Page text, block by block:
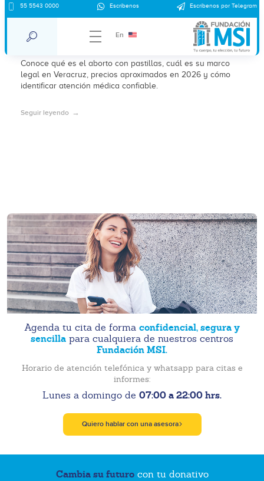
55 5543 0000 Escríbenos Escríbenos por Telegram
En
Aborto con pastillas en Veracruz:
información general, precios 2026 y
marco legal
Conoce qué es el aborto con pastillas, cuál es su marco
legal en Veracruz, precios aproximados en 2026 y cómo
identificar atención médica confiable.
Seguir leyendo
Agenda tu cita de forma confidencial, segura y
sencilla para cualquiera de nuestros centros
Fundación MSI.
Horario de atención telefónica y whatsapp para citas e
informes:
Lunes a domingo de 07:00 a 22:00 hrs.
Quiero hablar con una asesora
Cambia su futurocon tu donativo